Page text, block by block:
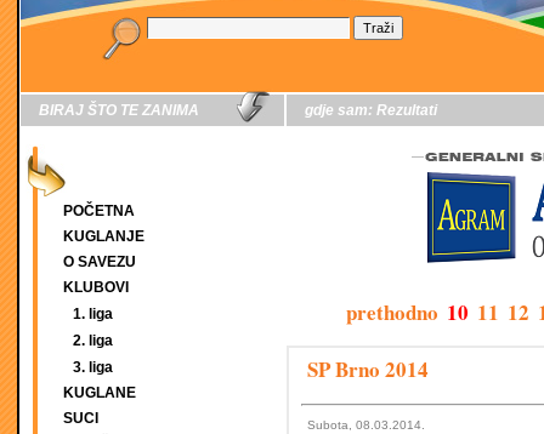
BIRAJ ŠTO TE ZANIMA
POČETNA
KUGLANJE
O SAVEZU
KLUBOVI
1. liga
2. liga
3. liga
KUGLANE
SUCI
gdje sam: Rezultati
prethodno 10 11 12
SP Brno 2014
Subota, 08.03.2014.